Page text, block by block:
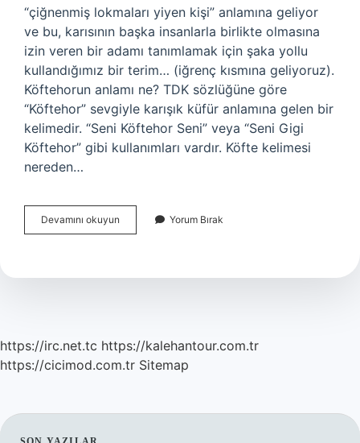
“çiğnenmiş lokmaları yiyen kişi” anlamına geliyor
ve bu, karısının başka insanlarla birlikte olmasına
izin veren bir adamı tanımlamak için şaka yollu
kullandığımız bir terim… (iğrenç kısmına geliyoruz).
Köftehorun anlamı ne? TDK sözlüğüne göre
“Köftehor” sevgiyle karışık küfür anlamına gelen bir
kelimedir. “Seni Köftehor Seni” veya “Seni Gigi
Köftehor” gibi kullanımları vardır. Köfte kelimesi
nereden…
Devamını okuyun
Gidi
Demek
Yorum Bırak
https://irc.net.tc https://kalehantour.com.tr
https://cicimod.com.tr Sitemap